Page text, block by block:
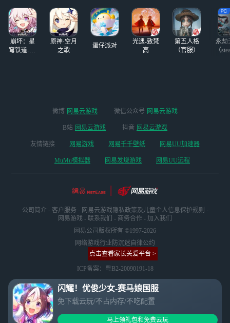
闪耀！优俊少女-赛马娘国服
免下载云玩/不占内存/不吃配置
马上领礼包和免费云玩
崩坏：星
穹铁道-4.4
原神·空月
之歌
蛋仔派对
光遇-致梵
高
第五人格
（官服）
永劫
（
微博 网易云游戏 微信公众号 网易云游戏
B站 网易云游戏 抖音 网易云游戏
友情链接 网易游戏 网易千千壁纸 网易UU加速器
MuMu模拟器 网易发烧游戏 网易UU远程
公司简介 - 客户服务 - 网易云游戏隐私政策及儿童个人信息保护规则 -
网易游戏 - 联系我们 - 商务合作 - 加入我们
网易公司版权所有 ©1997-2026
网络游戏行业防沉迷自律公约
点击查看家长关爱平台 >
ICP备案：粤B2-20090191-18